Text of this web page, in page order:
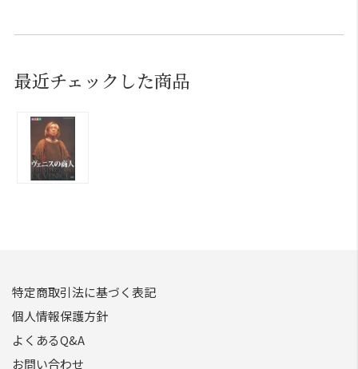
最近チェックした商品
特定商取引法に基づく表記
個人情報保護方針
よくあるQ&A
お問い合わせ